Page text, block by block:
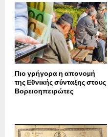
Πιο γρήγορα η απονοµή
της Εθνικής σύνταξης στους
Βορειοηπειρώτες